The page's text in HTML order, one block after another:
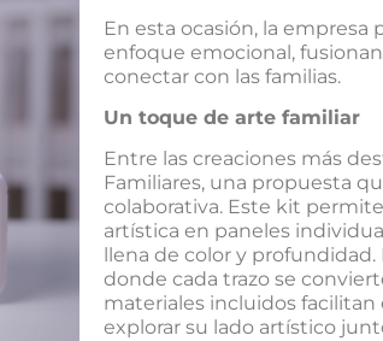
En esta ocasión, la
enfoque emocional,
conectar con las familias.
Un toque de arte familiar
Entre las creaciones más
Familiares, una propuesta
colaborativa. Este kit
artística en paneles
llena de color y
donde cada trazo se
materiales incluidos facilitan
explorar su lado artístico